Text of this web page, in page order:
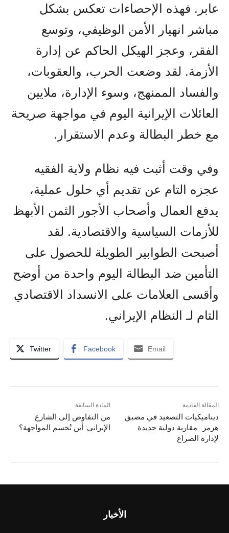
عابر. فهذه الإحصاءات تعكس بشكل
مباشر انهيار الأمن الوظيفي، وتوسع
الفقر، وعجز الهيكل الحاكم عن إدارة
الأزمة. لقد وضعت الحرب، والعقوبات،
والفساد الممنهج، وسوء الإدارة، ملايين
العائلات الإيرانية اليوم في مواجهة صريحة
مع خطر البطالة وعدم الاستقرار.
وفي وقت أثبت فيه نظام ولاية الفقيه
عجزه التام عن تقديم أي حلول عملية،
يدفع العمال وأصحاب الأجور الثمن الأبهظ
للأزمات السياسية والاقتصادية. لقد
أصبحت الطوابير الطويلة للحصول على
التأمين ضد البطالة اليوم واحدة من أوضح
وأقسى العلامات على الانسداد الاقتصادي
التام لـ النظام الإيراني.
Twitter Facebook Email
المادة السابقة
من التفاوض إلى الشارع
الإيراني: أين تُحسم المواجهة؟
المقالة القادمة
ديناميكيات التصعيد في مضيق
هرمز.. مقاربة دولية جديدة
لإدارة الصراع
الأخبار